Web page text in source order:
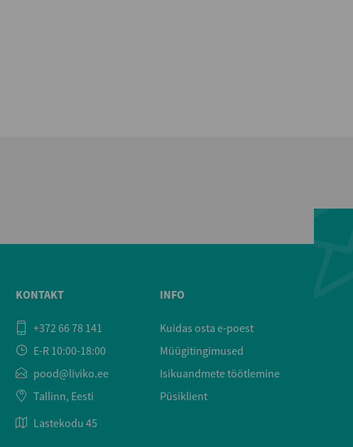
KONTAKT
+372 66 78 141
E-R 10:00-18:00
pood@liviko.ee
Tallinn, Eesti
Lastekodu 45
INFO
Kuidas osta e-poest
Müügitingimused
Isikuandmete töötlemine
Püsiklient